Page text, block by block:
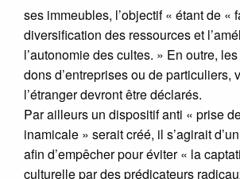
ses immeubles, l’objectif « étant de «
diversification des ressources et
l’autonomie des cultes. » En outre,
dons d’entreprises ou de particuliers,
l’étranger devront être déclarés.
Par ailleurs un dispositif anti « prise
inamicale » serait créé, il s’agirait
afin d’empêcher pour éviter « la
culturelle par des prédicateurs